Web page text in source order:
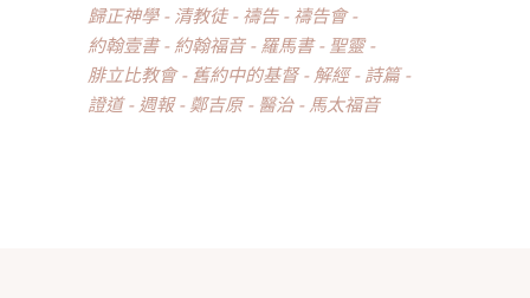
歸正神學
清教徒 禱告
禱告會
約翰壹書
約翰福音 羅馬書
聖靈
腓立比教會
舊約中的基督 解經
詩篇
證道
週報 鄭吉原 醫治 馬太福音